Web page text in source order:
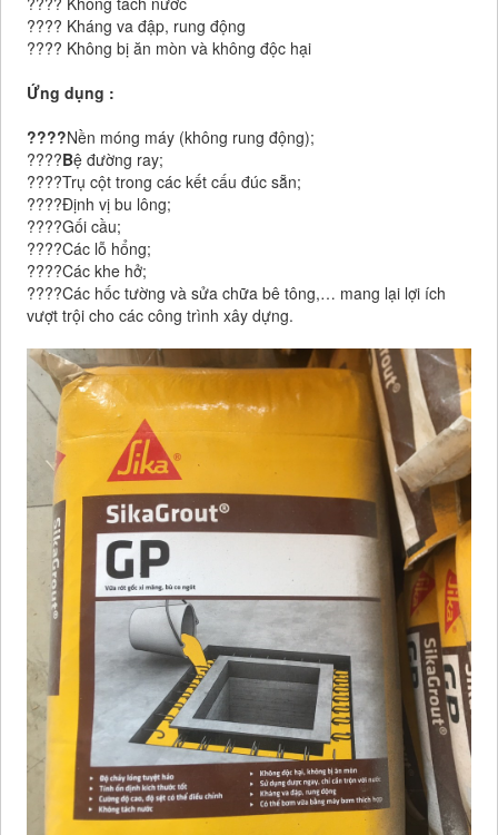
???? Kháng va đập, rung động
???? Không bị ăn mòn và không độc hại
Ứng dụng :
????Nền móng máy (không rung động);
????Bệ đường ray;
????Trụ cột trong các kết cấu đúc sẵn;
????Định vị bu lông;
????Gối cầu;
????Các lỗ hổng;
????Các khe hở;
????Các hốc tường và sửa chữa bê tông,… mang lại lợi ích
vượt trội cho các công trình xây dựng.